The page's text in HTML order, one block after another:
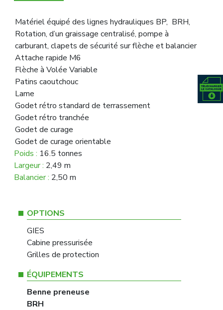
Matériel équipé des lignes hydrauliques BP, BRH,
Rotation, d’un graissage centralisé, pompe à
carburant, clapets de sécurité sur flèche et balancier
Attache rapide M6
Flèche à Volée Variable
Patins caoutchouc
Lame
Godet rétro standard de terrassement
Godet rétro tranchée
Godet de curage
Godet de curage orientable
Poids : 16.5 tonnes
Largeur : 2,49 m
Balancier : 2,50 m
OPTIONS
GIES
Cabine pressurisée
Grilles de protection
ÉQUIPEMENTS
Benne preneuse
BRH